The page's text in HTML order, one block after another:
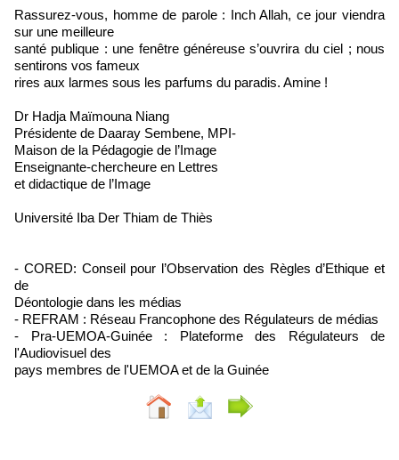
Rassurez-vous, homme de parole : Inch Allah, ce jour viendra
sur une meilleure
santé publique : une fenêtre généreuse s’ouvrira du ciel ; nous
sentirons vos fameux
rires aux larmes sous les parfums du paradis. Amine !
Dr Hadja Maïmouna Niang
Présidente de Daaray Sembene, MPI-
Maison de la Pédagogie de l’Image
Enseignante-chercheure en Lettres
et didactique de l’Image
Université Iba Der Thiam de Thiès
- CORED: Conseil pour l’Observation des Règles d’Ethique et
de
Déontologie dans les médias
- REFRAM : Réseau Francophone des Régulateurs de médias
- Pra-UEMOA-Guinée : Plateforme des Régulateurs de
l'Audiovisuel des
pays membres de l'UEMOA et de la Guinée